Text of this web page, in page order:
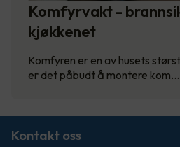
Komfyrvakt -
kjøkkenet
Komfyren er en av husets
er det påbudt å montere kom…
Kontakt oss